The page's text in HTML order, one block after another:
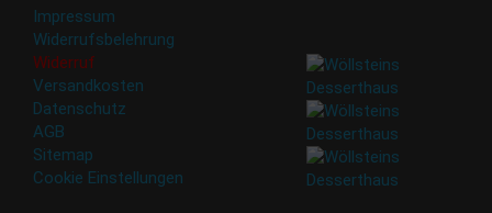
Impressum
Widerrufsbelehrung
Widerruf
Versandkosten
Datenschutz
AGB
Sitemap
Cookie Einstellungen